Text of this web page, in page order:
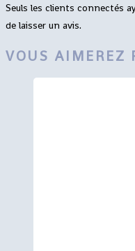
Seuls les clients connectés
de laisser un avis.
VOUS AIMEREZ